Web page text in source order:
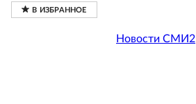
Новости СМИ2